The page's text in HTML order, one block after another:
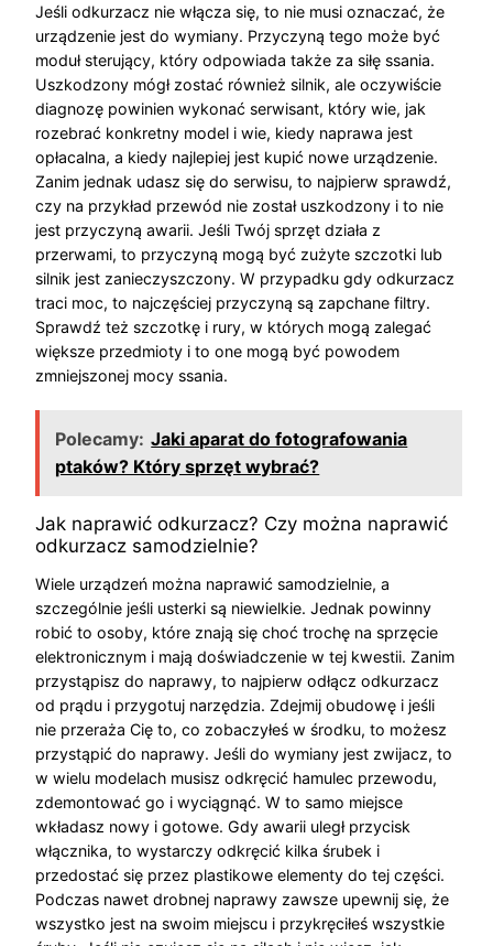
Jeśli odkurzacz nie włącza się, to nie musi oznaczać, że
urządzenie jest do wymiany. Przyczyną tego może być
moduł sterujący, który odpowiada także za siłę ssania.
Uszkodzony mógł zostać również silnik, ale oczywiście
diagnozę powinien wykonać serwisant, który wie, jak
rozebrać konkretny model i wie, kiedy naprawa jest
opłacalna, a kiedy najlepiej jest kupić nowe urządzenie.
Zanim jednak udasz się do serwisu, to najpierw sprawdź,
czy na przykład przewód nie został uszkodzony i to nie
jest przyczyną awarii. Jeśli Twój sprzęt działa z
przerwami, to przyczyną mogą być zużyte szczotki lub
silnik jest zanieczyszczony. W przypadku gdy odkurzacz
traci moc, to najczęściej przyczyną są zapchane filtry.
Sprawdź też szczotkę i rury, w których mogą zalegać
większe przedmioty i to one mogą być powodem
zmniejszonej mocy ssania.
Polecamy: Jaki aparat do fotografowania
ptaków? Który sprzęt wybrać?
Jak naprawić odkurzacz? Czy można naprawić
odkurzacz samodzielnie?
Wiele urządzeń można naprawić samodzielnie, a
szczególnie jeśli usterki są niewielkie. Jednak powinny
robić to osoby, które znają się choć trochę na sprzęcie
elektronicznym i mają doświadczenie w tej kwestii. Zanim
przystąpisz do naprawy, to najpierw odłącz odkurzacz
od prądu i przygotuj narzędzia. Zdejmij obudowę i jeśli
nie przeraża Cię to, co zobaczyłeś w środku, to możesz
przystąpić do naprawy. Jeśli do wymiany jest zwijacz, to
w wielu modelach musisz odkręcić hamulec przewodu,
zdemontować go i wyciągnąć. W to samo miejsce
wkładasz nowy i gotowe. Gdy awarii uległ przycisk
włącznika, to wystarczy odkręcić kilka śrubek i
przedostać się przez plastikowe elementy do tej części.
Podczas nawet drobnej naprawy zawsze upewnij się, że
wszystko jest na swoim miejscu i przykręciłeś wszystkie